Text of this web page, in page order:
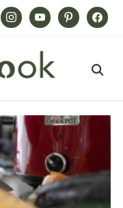
InstagramYoutube PinterestFacebook